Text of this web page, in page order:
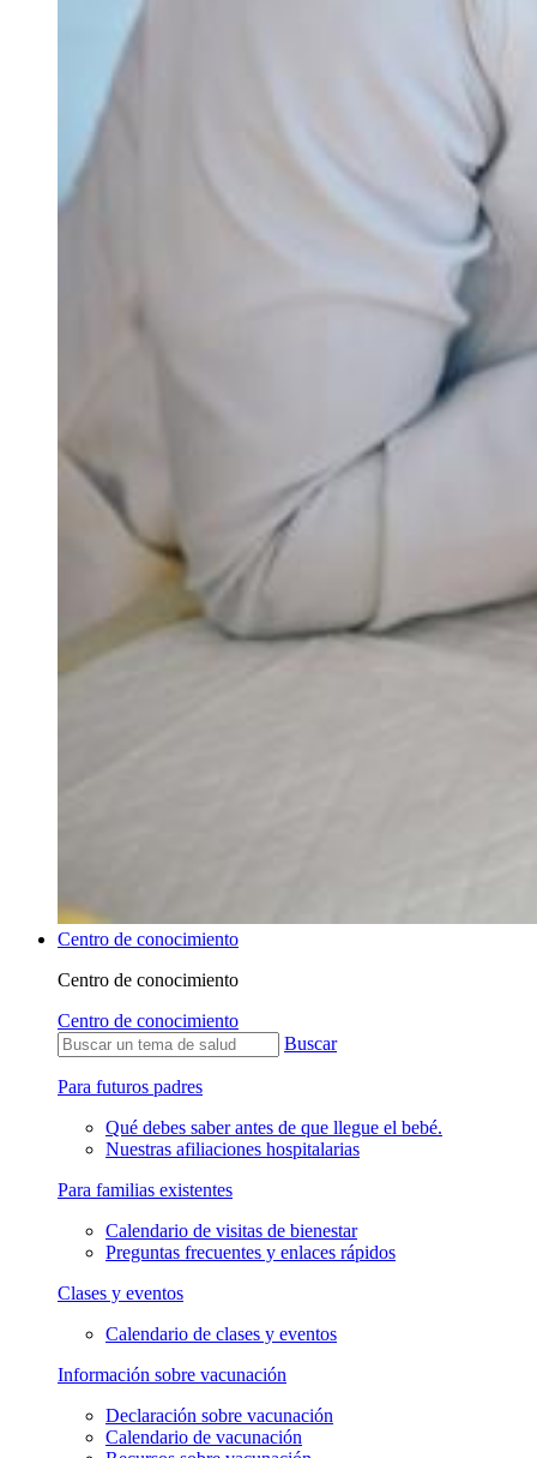
Centro de conocimiento
Centro de conocimiento
Centro de conocimiento
Buscar
Para futuros padres
Qué debes saber antes de que llegue el bebé.
Nuestras afiliaciones hospitalarias
Para familias existentes
Calendario de visitas de bienestar
Preguntas frecuentes y enlaces rápidos
Clases y eventos
Calendario de clases y eventos
Información sobre vacunación
Declaración sobre vacunación
Calendario de vacunación